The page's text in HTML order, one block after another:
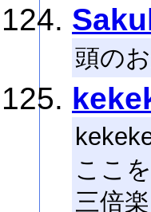
頭の
ここ
三倍